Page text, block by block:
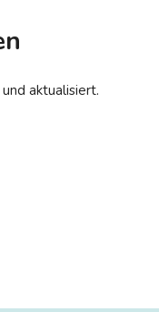
aktualisiert.